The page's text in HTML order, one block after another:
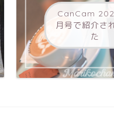
CanCam
月号で紹介さ
た